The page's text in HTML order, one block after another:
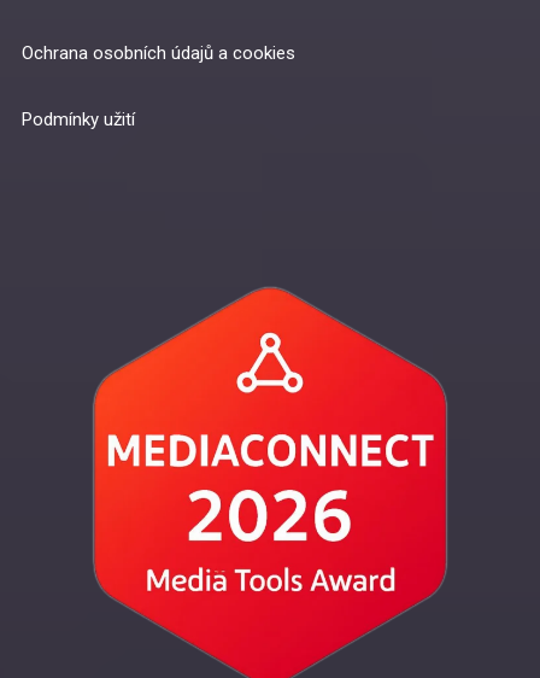
Ochrana osobních údajů a cookies
Podmínky užití